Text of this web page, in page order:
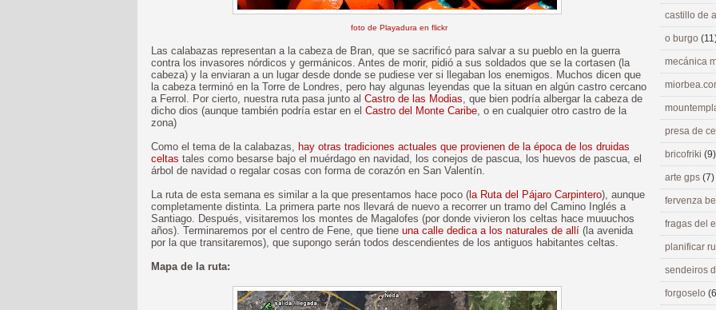
foto de Playadura en flickr
Las calabazas representan a la cabeza de Bran, que se sacrificó para salvar a su pueblo en la guerra
contra los invasores nórdicos y germánicos. Antes de morir, pidió a sus soldados que se la cortasen (la
cabeza) y la enviaran a un lugar desde donde se pudiese ver si llegaban los enemigos. Muchos dicen que
la cabeza terminó en la Torre de Londres, pero hay algunas leyendas que la situan en algún castro cercano
a Ferrol. Por cierto, nuestra ruta pasa junto al Castro de las Modias, que bien podría albergar la cabeza de
dicho dios (aunque también podría estar en el Castro del Monte Caribe, o en cualquier otro castro de la
zona)
Como el tema de la calabazas, hay otras tradiciones actuales que provienen de la época de los druidas
celtas tales como besarse bajo el muérdago en navidad, los conejos de pascua, los huevos de pascua, el
árbol de navidad o regalar cosas con forma de corazón en San Valentín.
La ruta de esta semana es similar a la que presentamos hace poco ( la Ruta del Pájaro Carpintero), aunque
completamente distinta. La primera parte nos llevará de nuevo a recorrer un tramo del Camino Inglés a
Santiago. Después, visitaremos los montes de Magalofes (por donde vivieron los celtas hace muuuchos
años). Terminaremos por el centro de Fene, que tiene una calle dedica a los naturales de allí (la avenida
por la que transitaremos), que supongo serán todos descendientes de los antiguos habitantes celtas.
Mapa de la ruta:
castillo de
o burgo
mecánica
presa de
bricofriki (9)
arte gps (7)
fervenza
fragas del
planificar
sendeiros
forgoselo